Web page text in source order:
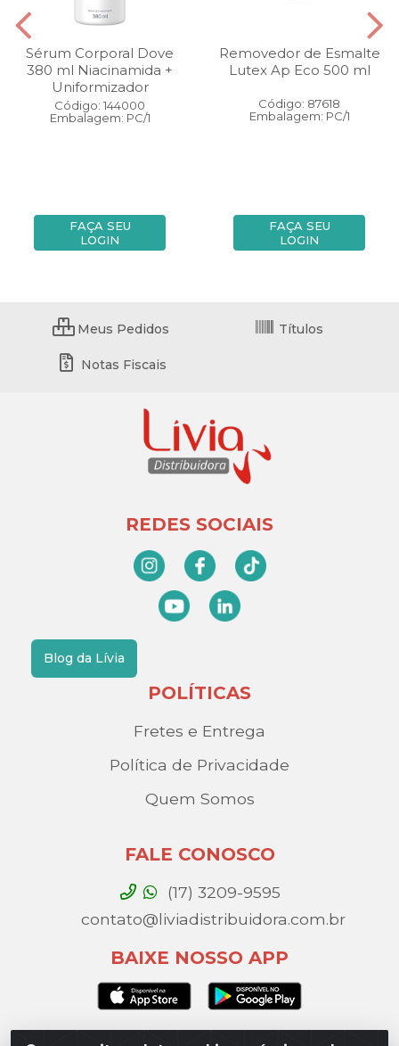
Sérum Corporal Dove
380 ml Niacinamida +
Uniformizador
Código: 144000
Embalagem: PC/1
FAÇA SEU
LOGIN
Removedor de Esmalte
Lutex Ap Eco 500 ml
Código: 87618
Embalagem: PC/1
FAÇA SEU
LOGIN
Meus Pedidos Títulos
Notas Fiscais
REDES SOCIAIS
Blog da Lívia
POLÍTICAS
Fretes e Entrega
Política de Privacidade
Quem Somos
FALE CONOSCO
(17) 3209-9595
contato@liviadistribuidora.com.br
BAIXE NOSSO APP